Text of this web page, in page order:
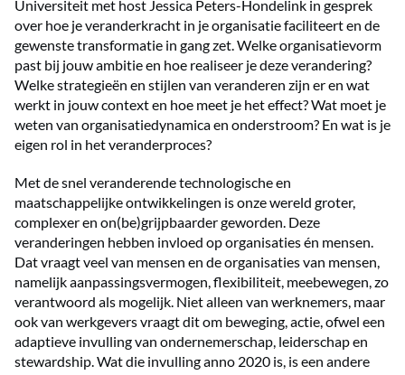
Universiteit met host Jessica Peters-Hondelink in gesprek
over hoe je veranderkracht in je organisatie faciliteert en de
gewenste transformatie in gang zet. Welke organisatievorm
past bij jouw ambitie en hoe realiseer je deze verandering?
Welke strategieën en stijlen van veranderen zijn er en wat
werkt in jouw context en hoe meet je het effect? Wat moet je
weten van organisatiedynamica en onderstroom? En wat is je
eigen rol in het veranderproces?
Met de snel veranderende technologische en
maatschappelijke ontwikkelingen is onze wereld groter,
complexer en on(be)grijpbaarder geworden. Deze
veranderingen hebben invloed op organisaties én mensen.
Dat vraagt veel van mensen en de organisaties van mensen,
namelijk aanpassingsvermogen, flexibiliteit, meebewegen, zo
verantwoord als mogelijk. Niet alleen van werknemers, maar
ook van werkgevers vraagt dit om beweging, actie, ofwel een
adaptieve invulling van ondernemerschap, leiderschap en
stewardship. Wat die invulling anno 2020 is, is een andere